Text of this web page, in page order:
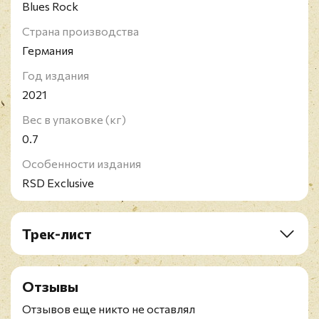
Blues Rock
Страна производства
Германия
Год издания
2021
Вес в упаковке (кг)
0.7
Особенности издания
RSD Exclusive
Трек-лист
A1. Queen Of The Highway (Take 1)
A2. Queen Of The Highway (Various Takes)
A3. Queen Of The Highway (Take 44)
A4. Queen Of The Highway (Take 12)
Отзывы
Отзывов еще никто не оставлял